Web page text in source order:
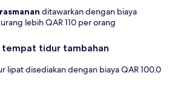
ditawarkan dengan biaya
lebih QAR 110 per orang
tempat tidur tambahan
lipat disediakan dengan biaya QAR 100.0